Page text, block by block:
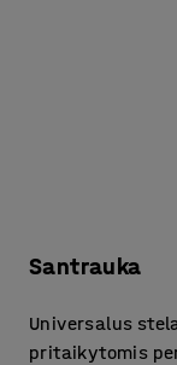
Santrauka
Universalus
pritaikytomis